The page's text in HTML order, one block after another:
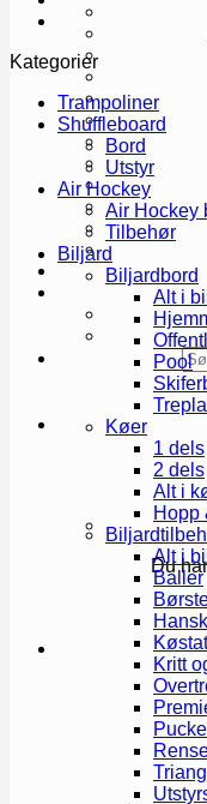
Du
Kategorier
Trampoliner
Shuffleboard
Bord
Utstyr
Air Hockey
Air Hockey
Tilbehør
Biljard
Biljardbord
Alt i
Pool
Køer
1 dels
2 dels
Alt i
Hopp
Alt i
Baller
Kritt